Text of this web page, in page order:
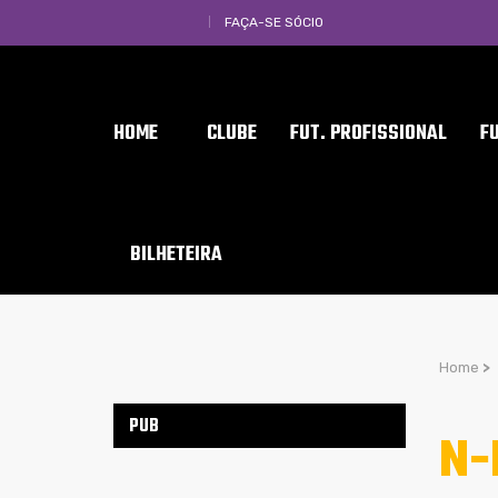
FAÇA-SE SÓCIO
HOME CLUBE FUT. PROFISSIONAL
BILHETEIRA
Home >
PUB